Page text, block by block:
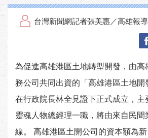
台灣新聞網記者張美惠／高雄報導
為促進高雄港區土地轉型開發，由
務公司共同出資的「高雄港區土地
在行政院長林全見證下正式成立，
靈魂人物總經理一職，將由來自民間
線。 高雄港區土開公司的資本額為